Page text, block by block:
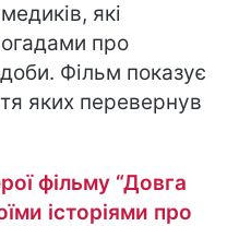
які
про
Фільм показує
яких перевернув
фільму “Довга
історіями про